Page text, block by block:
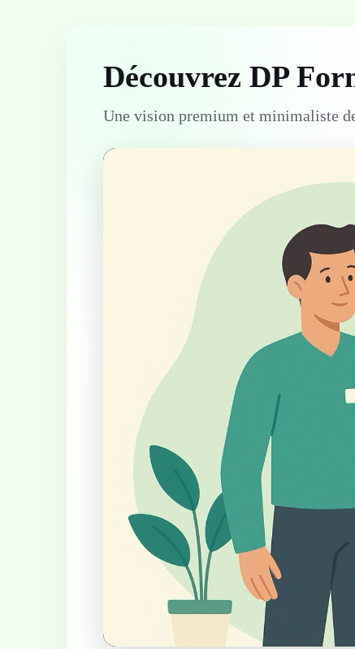
Découvrez DP
Une vision premium et minimaliste